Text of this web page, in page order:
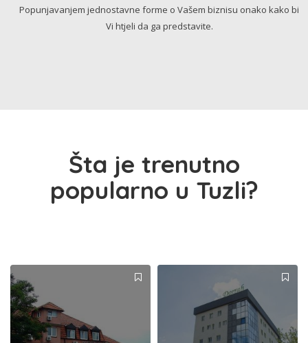
Popunjavanjem jednostavne forme o Vašem biznisu onako kako bi
Vi htjeli da ga predstavite.
Šta je trenutno
popularno u Tuzli?